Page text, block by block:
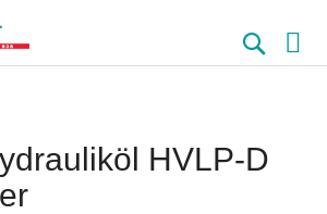
Suche
HVLP-D